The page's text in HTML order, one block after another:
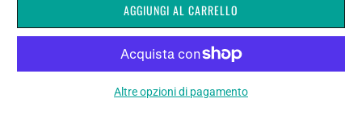
AGGIUNGI AL CARRELLO
Altre opzioni di pagamento